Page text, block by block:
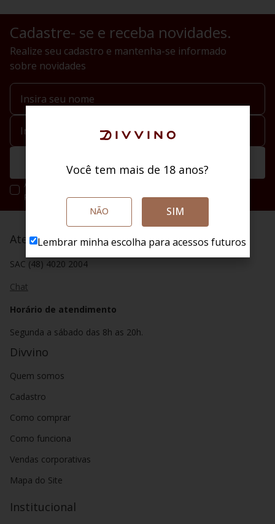
Cadastre- se e receba novidades.
Realize seu cadastro e mantenha-se informado
sobre novidades
Enviar
Ao se cadastrar você irá concordar com a nossa política de
privacidade.
Atendimento
SAC (48) 4020 2004
Chat
Horário de atendimento
Segunda a sábado das 8h as 20h.
Divvino
Quem somos
Cadastro
Como comprar
Como funciona
Vendas corporativas
Mapa do Site
Institucional
Você tem mais de 18 anos?
NÃO SIM
Lembrar minha escolha para acessos futuros